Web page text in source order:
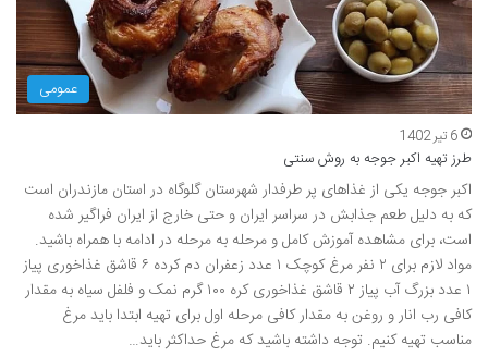
عمومی
6 تیر 1402
طرز تهیه اکبر جوجه به روش سنتی
اکبر جوجه یکی از غذاهای پر طرفدار شهرستان گلوگاه در استان مازندران است
که به دلیل طعم جذابش در سراسر ایران و حتی خارج از ایران فراگیر شده
است، برای مشاهده آموزش کامل و مرحله به مرحله در ادامه با همراه باشید.
مواد لازم برای ۲ نفر مرغ کوچک ۱ عدد زعفران دم کرده ۶ قاشق غذاخوری پیاز
۱ عدد بزرگ آب پیاز ۲ قاشق غذاخوری کره ۱۰۰ گرم نمک و فلفل سیاه به مقدار
کافی رب انار و روغن به مقدار کافی مرحله اول برای تهیه ابتدا باید مرغ
مناسب تهیه کنیم. توجه داشته باشید که مرغ حداکثر باید…